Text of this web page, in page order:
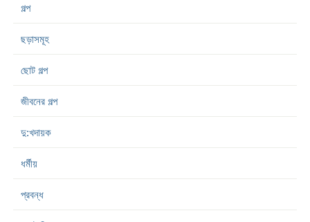
গল্প
ছড়াসমূহ
ছোট গল্প
জীবনের গল্প
দু:খদায়ক
ধর্মীয়
প্রবন্ধ